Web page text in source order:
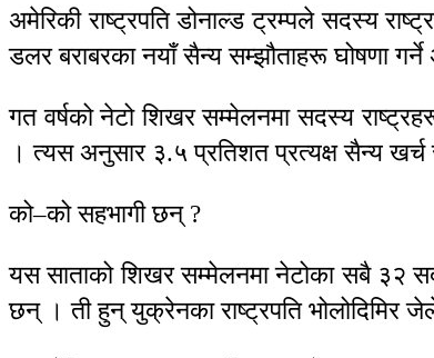
अमेरिकी राष्ट्रपति डोनाल्ड ट्रम्पले सदस्य
डलर बराबरका नयाँ सैन्य सम्झौताहरू घोषणा गर्ने
गत वर्षको नेटो शिखर सम्मेलनमा सदस्य
। त्यस अनुसार ३.५ प्रतिशत प्रत्यक्ष सैन्य खर्च
को–को सहभागी छन् ?
यस साताको शिखर सम्मेलनमा नेटोका सबै ३२
छन् । ती हुन् युक्रेनका राष्ट्रपति भोलोदिमिर